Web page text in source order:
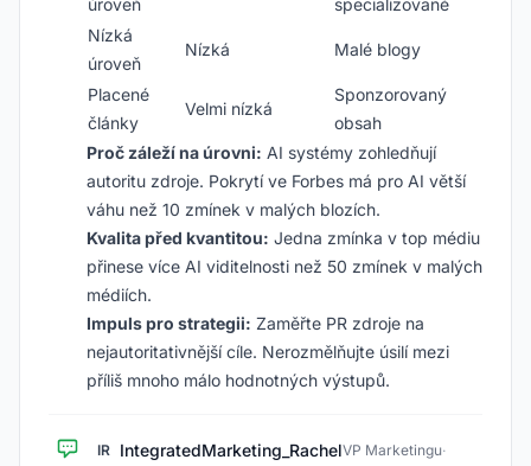
úroveň
specializované
Nízká
úroveň
Nízká Malé blogy
Placené
články
Velmi nízká
Sponzorovaný
obsah
Proč záleží na úrovni: AI systémy zohledňují
autoritu zdroje. Pokrytí ve Forbes má pro AI větší
váhu než 10 zmínek v malých blozích.
Kvalita před kvantitou: Jedna zmínka v top médiu
přinese více AI viditelnosti než 50 zmínek v malých
médiích.
Impuls pro strategii: Zaměřte PR zdroje na
nejautoritativnější cíle. Nerozmělňujte úsilí mezi
příliš mnoho málo hodnotných výstupů.
IR IntegratedMarketing_RachelVP Marketingu·